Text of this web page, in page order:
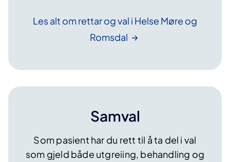
Les alt om rettar og val i Helse Møre og
Romsdal
Samval
Som pasient har du rett til å ta del i val
som gjeld både utgreiing, behandling og